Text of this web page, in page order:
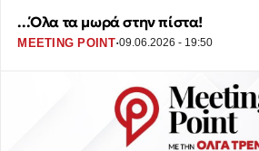
...Όλα τα μωρά στην πίστα!
MEETING POINT·09.06.2026 - 19:50